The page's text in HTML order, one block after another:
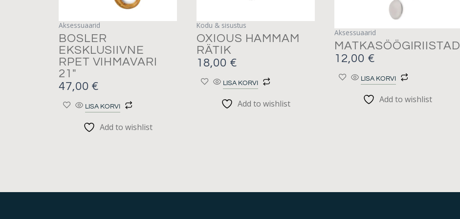
Aksessuaarid
BOSLER
EKSKLUSIIVNE
RPET VIHMAVARI
21″
47,00 €
LISA KORVI
Add to wishlist
Kodu & sisustus
OXIOUS HAMMAM
RÄTIK
18,00 €
LISA KORVI
Add to wishlist
Aksessuaarid
MATKASÖÖGIRIISTAD
12,00 €
LISA KORVI
Add to wishlist